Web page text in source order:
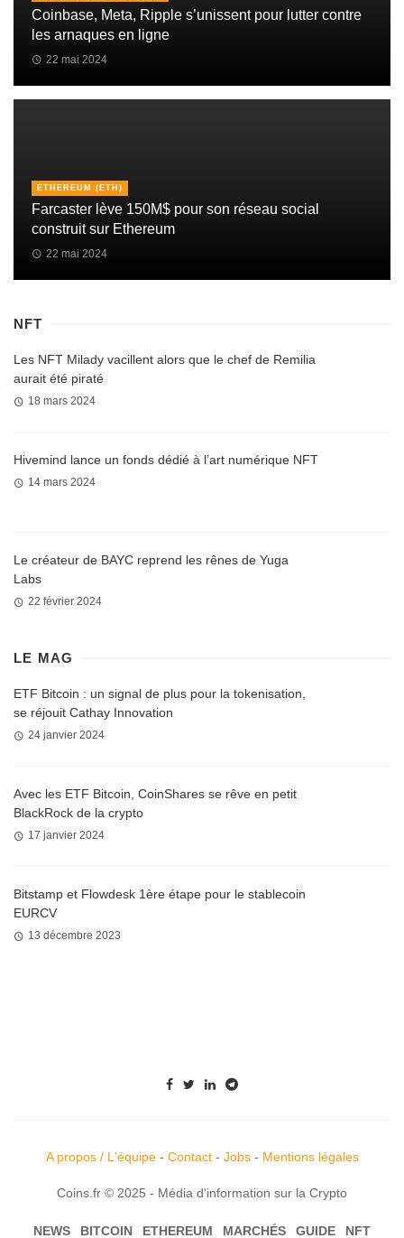
Coinbase, Meta, Ripple s’unissent pour lutter contre
les arnaques en ligne
22 mai 2024
ETHEREUM (ETH)
Farcaster lève 150M$ pour son réseau social
construit sur Ethereum
22 mai 2024
NFT
Les NFT Milady vacillent alors que le chef de Remilia
aurait été piraté
18 mars 2024
Hivemind lance un fonds dédié à l’art numérique NFT
14 mars 2024
Le créateur de BAYC reprend les rênes de Yuga
Labs
22 février 2024
LE MAG
ETF Bitcoin : un signal de plus pour la tokenisation,
se réjouit Cathay Innovation
24 janvier 2024
Avec les ETF Bitcoin, CoinShares se rêve en petit
BlackRock de la crypto
17 janvier 2024
Bitstamp et Flowdesk 1ère étape pour le stablecoin
EURCV
13 décembre 2023
A propos / L'équipe- Contact- Jobs- Mentions légales
Coins.fr © 2025 - Média d'information sur la Crypto
NEWS BITCOIN ETHEREUM MARCHÉS GUIDE NFT